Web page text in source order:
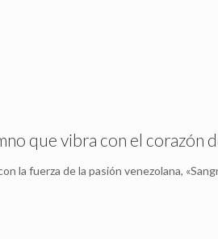
que vibra con el corazón
la fuerza de la pasión venezolana,